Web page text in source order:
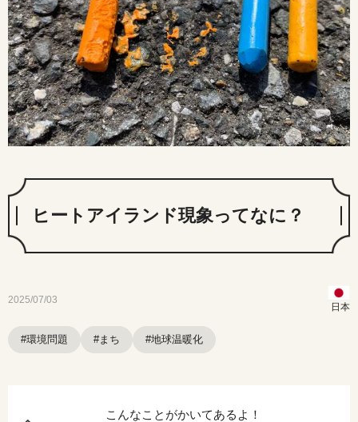
ヒートアイランド現象ってなに？
2025/07/03
日本
#環境問題 #まち #地球温暖化
こんなことがかいてあるよ！